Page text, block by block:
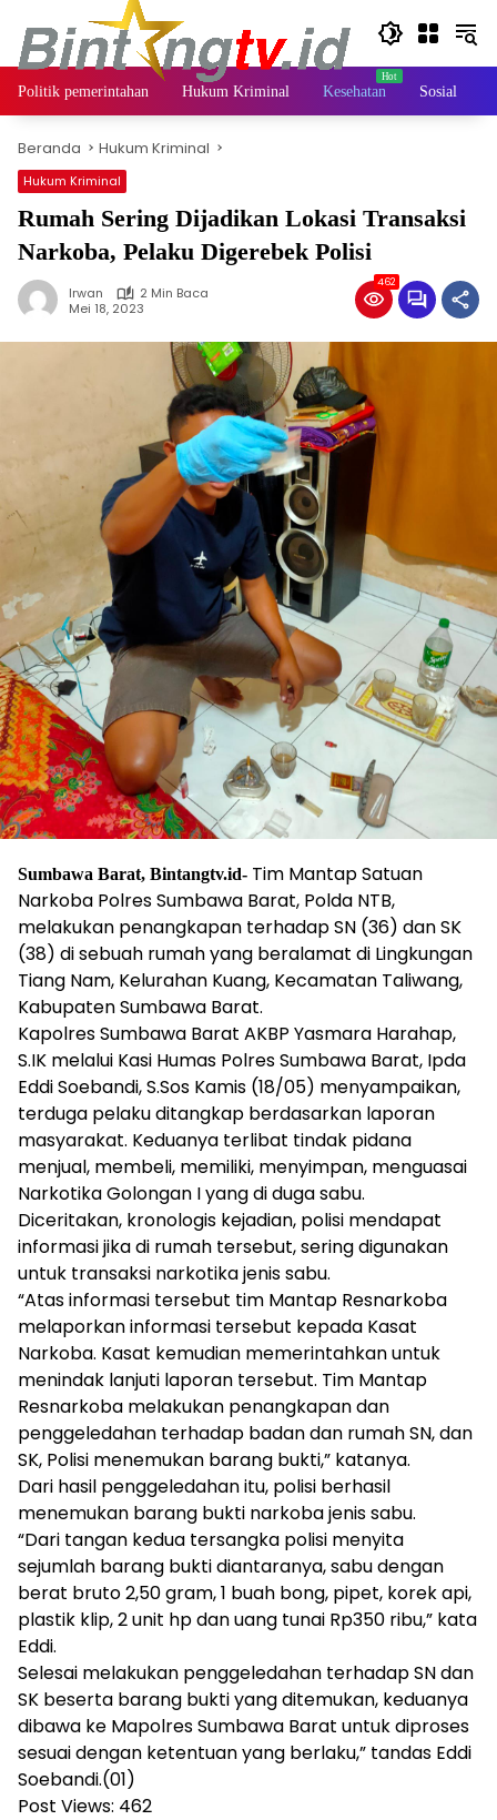
konten
Politik pemerintahan Hukum Kriminal Kesehatan Sosial
Beranda Hukum Kriminal
Hukum Kriminal
Rumah Sering Dijadikan Lokasi Transaksi
Narkoba, Pelaku Digerebek Polisi
Irwan
2 Min Baca
Mei 18, 2023
462
Sumbawa Barat, Bintangtv.id- Tim Mantap Satuan
Narkoba Polres Sumbawa Barat, Polda NTB,
melakukan penangkapan terhadap SN (36) dan SK
(38) di sebuah rumah yang beralamat di Lingkungan
Tiang Nam, Kelurahan Kuang, Kecamatan Taliwang,
Kabupaten Sumbawa Barat.
Kapolres Sumbawa Barat AKBP Yasmara Harahap,
S.IK melalui Kasi Humas Polres Sumbawa Barat, Ipda
Eddi Soebandi, S.Sos Kamis (18/05) menyampaikan,
terduga pelaku ditangkap berdasarkan laporan
masyarakat. Keduanya terlibat tindak pidana
menjual, membeli, memiliki, menyimpan, menguasai
Narkotika Golongan I yang di duga sabu.
Diceritakan, kronologis kejadian, polisi mendapat
informasi jika di rumah tersebut, sering digunakan
untuk transaksi narkotika jenis sabu.
“Atas informasi tersebut tim Mantap Resnarkoba
melaporkan informasi tersebut kepada Kasat
Narkoba. Kasat kemudian memerintahkan untuk
menindak lanjuti laporan tersebut. Tim Mantap
Resnarkoba melakukan penangkapan dan
penggeledahan terhadap badan dan rumah SN, dan
SK, Polisi menemukan barang bukti,” katanya.
Dari hasil penggeledahan itu, polisi berhasil
menemukan barang bukti narkoba jenis sabu.
“Dari tangan kedua tersangka polisi menyita
sejumlah barang bukti diantaranya, sabu dengan
berat bruto 2,50 gram, 1 buah bong, pipet, korek api,
plastik klip, 2 unit hp dan uang tunai Rp350 ribu,” kata
Eddi.
Selesai melakukan penggeledahan terhadap SN dan
SK beserta barang bukti yang ditemukan, keduanya
dibawa ke Mapolres Sumbawa Barat untuk diproses
sesuai dengan ketentuan yang berlaku,” tandas Eddi
Soebandi.(01)
Post Views: 462